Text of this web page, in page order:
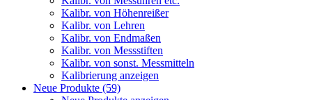
Kalibr. von Höhenreißer
Kalibr. von Lehren
Kalibr. von Endmaßen
Kalibr. von Messstiften
Kalibr. von sonst. Messmitteln
Kalibrierung anzeigen
Neue Produkte (59)